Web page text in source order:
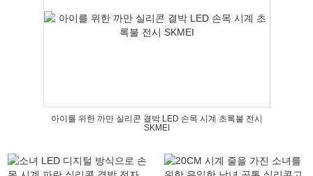
아이를 위한 까만 실리콘 결박 LED 손목 시계 초록불 전시
SKMEI